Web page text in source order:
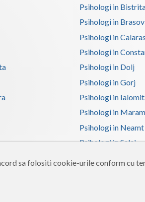
sa folositi cookie-urile conform cu
Psihologi in
Psihologi in Brasov
Psihologi in
Psihologi in
Psihologi in Dolj
Psihologi in Gorj
Psihologi in
Psihologi in
Psihologi in Neamt
Psihologi in Salaj